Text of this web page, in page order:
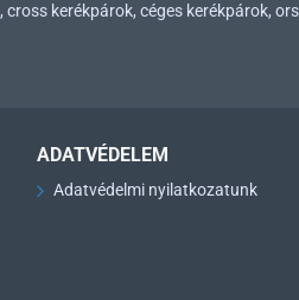
kerékpárok, céges kerékpárok,
ADATVÉDELEM
Adatvédelmi nyilatkozatunk